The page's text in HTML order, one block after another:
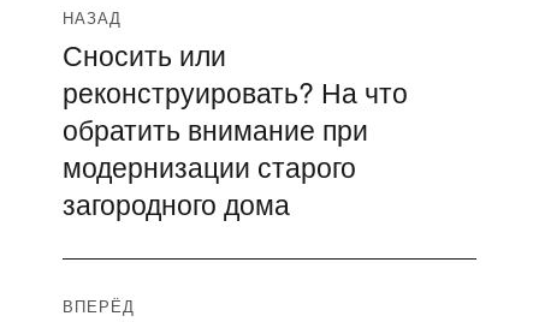
Навигация
по
записям
НАЗАД
Предыдущая
запись:
Сносить или
реконструировать? На что
обратить внимание при
модернизации старого
загородного дома
ВПЕРЁД